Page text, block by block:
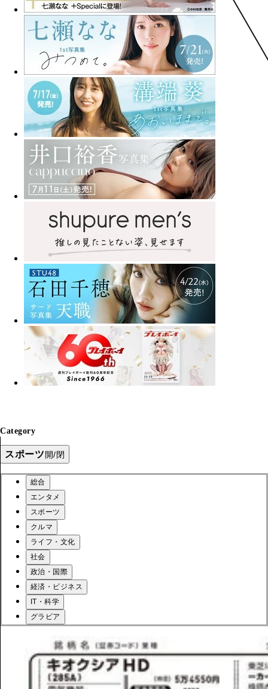
Category
スポーツ開/閉
総合
エンタメ
スポーツ
クルマ
ライフ・文化
社会
政治・国際
経済・ビジネス
IT・科学
グラビア